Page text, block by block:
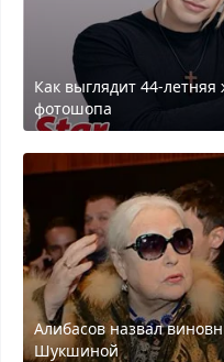
Как выглядит 44-
фотошопа
Алибасов назвал
Шукшиной